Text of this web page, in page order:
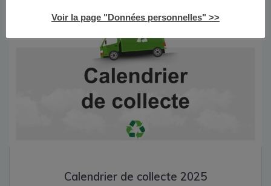
Calendrier de collecte 2025
Voir la page "Données personnelles" >>